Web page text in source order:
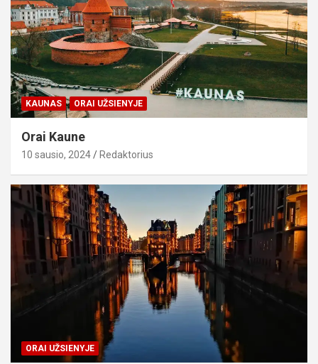
KAUNAS ORAI UŽSIENYJE
Orai Kaune
10 sausio, 2024 Redaktorius
ORAI UŽSIENYJE